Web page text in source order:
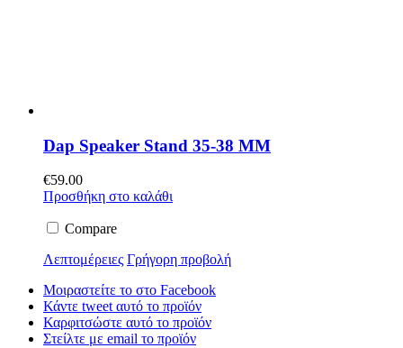
Dap Speaker Stand 35-38 MM
€59.00
Προσθήκη στο καλάθι
Compare
Λεπτομέρειες Γρήγορη προβολή
Μοιραστείτε το στο Facebook
Κάντε tweet αυτό το προϊόν
Καρφιτσώστε αυτό το προϊόν
Στείλτε με email το προϊόν